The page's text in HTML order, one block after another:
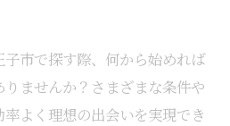
市で探す際、何から始めれば
ませんか？さまざまな条件や
よく理想の出会いを実現でき